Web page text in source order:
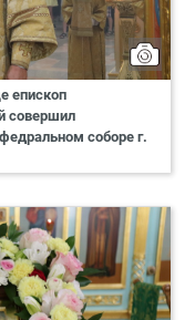
епископ
совершил
соборе г.